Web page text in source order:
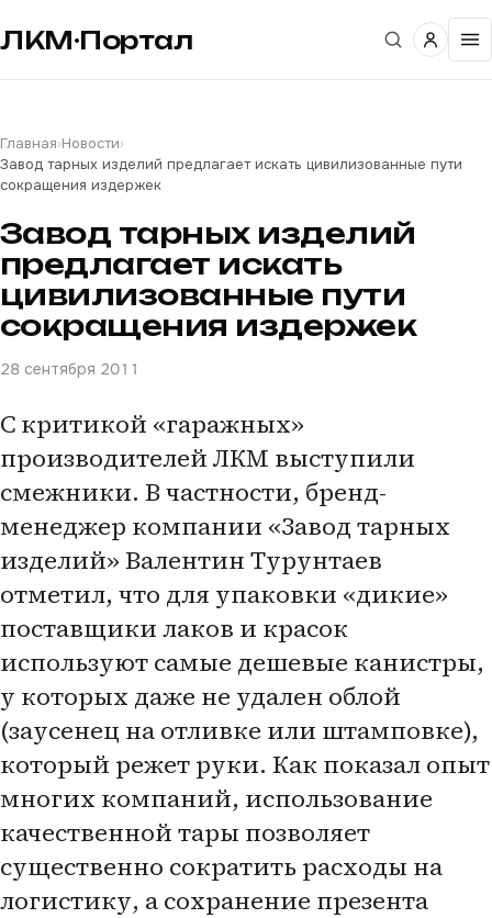
ЛКМ·Портал
Главная›Новости›
Завод тарных изделий предлагает искать цивилизованные пути
сокращения издержек
Завод тарных изделий
предлагает искать
цивилизованные пути
сокращения издержек
28 сентября 2011
С критикой «гаражных»
производителей ЛКМ выступили
смежники. В частности, бренд-
менеджер компании «Завод тарных
изделий» Валентин Турунтаев
отметил, что для упаковки «дикие»
поставщики лаков и красок
используют самые дешевые канистры,
у которых даже не удален облой
(заусенец на отливке или штамповке),
который режет руки. Как показал опыт
многих компаний, использование
качественной тары позволяет
существенно сократить расходы на
логистику, а сохранение презента